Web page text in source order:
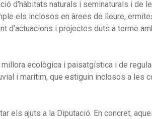
d'hàbitats naturals i seminaturals i de
els inclosos en àrees de lleure,
d'actuacions i projectes duts a terme
ecològica i paisatgística i de
i marítim, que estiguin inclosos a les
els ajuts a la Diputació. En concret,